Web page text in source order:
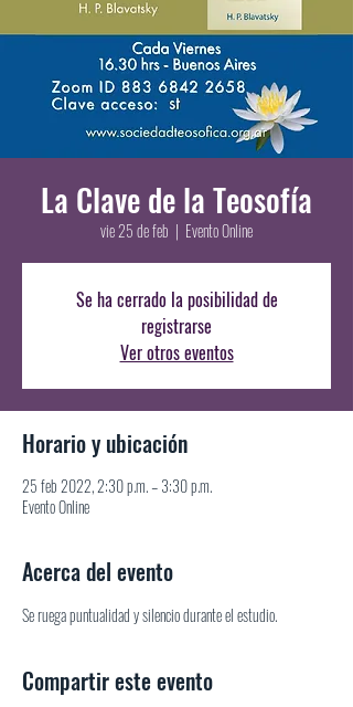
La Clave de la Teosofía
vie 25 de feb
  |
Evento Online
Se ha cerrado la posibilidad de
registrarse
Ver otros eventos
Horario y ubicación
25 feb 2022, 2:30 p.m. – 3:30 p.m.
Evento Online
Acerca del evento
Se ruega puntualidad y silencio durante el estudio.
Compartir este evento